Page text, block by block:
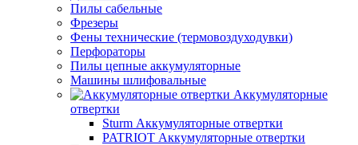
Пилы сабельные
Фрезеры
Фены технические (термовоздуходувки)
Перфораторы
Пилы цепные аккумуляторные
Машины шлифовальные
Аккумуляторные
отвертки
Sturm Аккумуляторные отвертки
PATRIOT Аккумуляторные отвертки